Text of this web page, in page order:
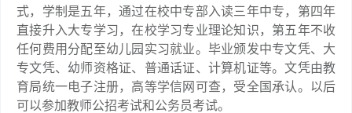
式，学制是五年，通过在校中专部入读三年中专，第四年
直接升入大专学习，在校学习专业理论知识，第五年不收
任何费用分配至幼儿园实习就业。毕业颁发中专文凭、大
专文凭、幼师资格证、普通话证、计算机证等。文凭由教
育局统一电子注册，高等学信网可查，受全国承认。以后
可以参加教师公招考试和公务员考试。